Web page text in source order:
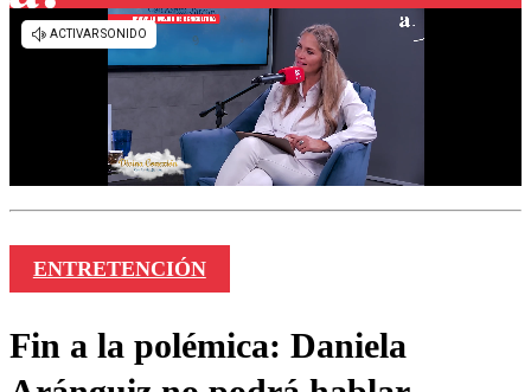
ENTRETENCIÓN
Fin a la polémica: Daniela